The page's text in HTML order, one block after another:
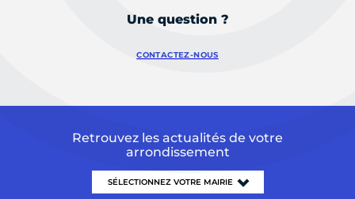
Une question ?
CONTACTEZ-NOUS
Retrouvez les actualités de votre
arrondissement